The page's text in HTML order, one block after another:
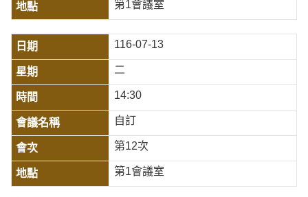
第1會議室
116-07-13
二
14:30
自訂
第12次
第1會議室